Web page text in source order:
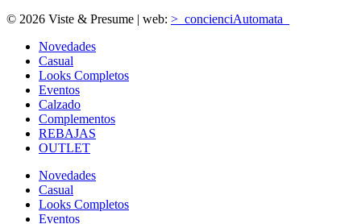
© 2026 Viste & Presume | web: >_concienciAutomata_
Novedades
Casual
Looks Completos
Eventos
Calzado
Complementos
REBAJAS
OUTLET
Novedades
Casual
Looks Completos
Eventos